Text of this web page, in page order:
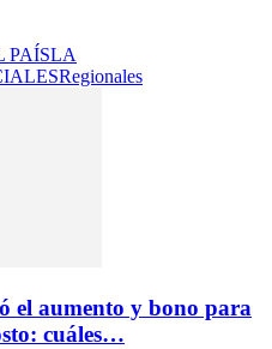
PAÍSLA
Regionales
el aumento y bono para
cuáles…